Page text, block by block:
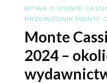
BITWA O MONTE
PRZEWODNIK MONTE
Monte
2024 –